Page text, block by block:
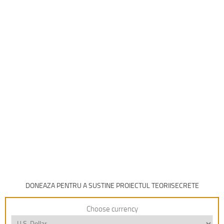
DONEAZA PENTRU A SUSTINE PROIECTUL TEORIISECRETE
Choose currency